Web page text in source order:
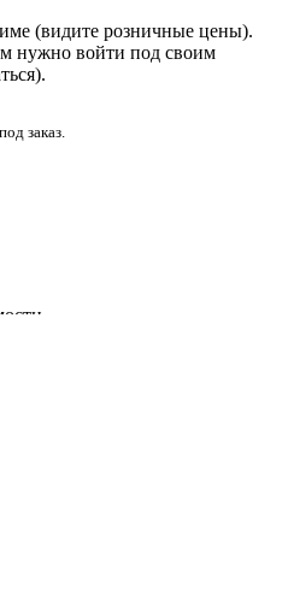
(видите розничные цены).
нужно войти под своим
заказ.